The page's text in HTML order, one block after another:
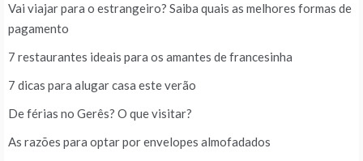
Vai viajar para o estrangeiro? Saiba quais as melhores formas de
pagamento
7 restaurantes ideais para os amantes de francesinha
7 dicas para alugar casa este verão
De férias no Gerês? O que visitar?
As razões para optar por envelopes almofadados